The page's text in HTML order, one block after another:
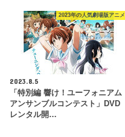
2023年の人気劇場版アニメ
2023.8.5
「特別編 響け！ユーフォニアム
アンサンブルコンテスト」DVD
レンタル開…